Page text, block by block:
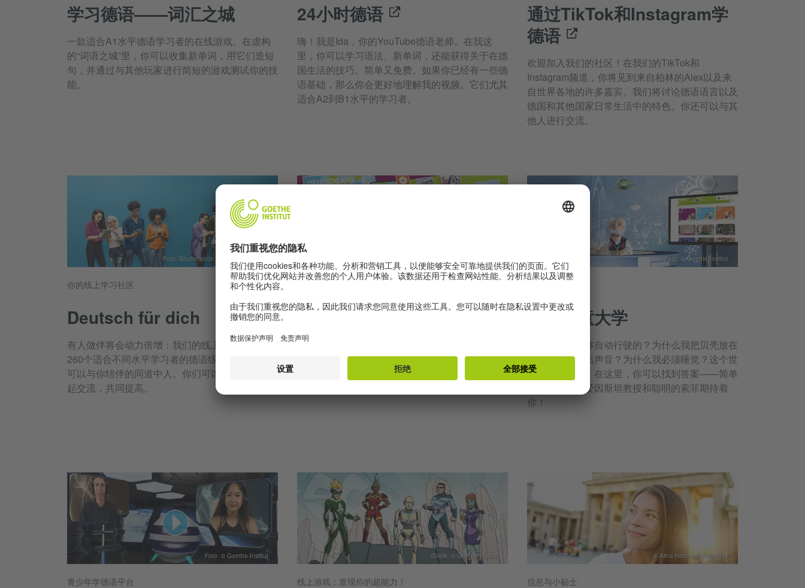
学习德语——词汇之城
一款适合A1水平德语学习者的在线游戏。在虚构
的“词语之城”里，你可以收集新单词，用它们造短
句，并通过与其他玩家进行简短的游戏测试你的技
能。
24小时德语
嗨！我是Ida，你的YouTube德语老师。在我这
里，你可以学习语法、新单词，还能获得关于在德
国生活的技巧。简单又免费。如果你已经有一些德
语基础，那么你会更好地理解我的视频。它们尤其
适合A2到B1水平的学习者。
通过TikTok和Instagram学
德语
欢迎加入我们的社区！在我们的TikTok和
Instagram频道，你将见到来自柏林的Alex以及来
自世界各地的许多嘉宾。我们将讨论德语语言以及
德国和其他国家日常生活中的特色。你还可以与其
他人进行交流。
你的线上学习社区
Deutsch für dich
有人做伴将会动力倍增：我们的线上学习社区里有
260个适合不同水平学习者的德语练习，还有许多
可以与你结伴的同道中人。你们可以相互结识，一
起交流，共同提高。
Foto: Shutterstock.com, Rawpixel.com
探索德国
探索德国，学习德语！欢迎体验免费增强现实
（AR）应用程序“了解德国”，以及丰富多彩的德
国海报！通过许多互动练习，你可以轻松提高你的
儿童学德语平台
数字儿童大学
汽车是如何能够自动行驶的？为什么我把贝壳放在
耳边时它会发出声音？为什么我必须睡觉？这个世
界充满了问题。在这里，你可以找到答案——简单
易懂且免费。爱因斯坦教授和聪明的索菲期待着
你！
Foto: © Goethe-Institut
青少年学德语平台
Foto: © Goethe-Institut
线上游戏：发现你的超能力！
Grafik: © Goethe-Institut
信息与小贴士
© Alina Holtmann / Maridav